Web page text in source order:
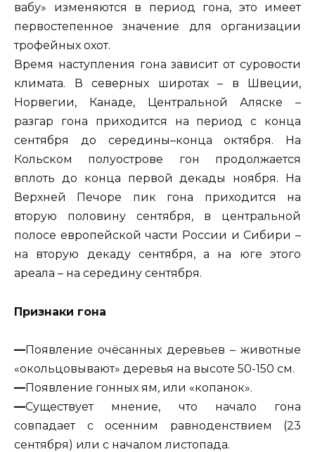
вабу» изменяются в период гона, это имеет
первостепенное значение для организации
трофейных охот.
Время наступления гона зависит от суровости
климата. В северных широтах – в Швеции,
Норвегии, Канаде, Центральной Аляске –
разгар гона приходится на период с конца
сентября до середины–конца октября. На
Кольском полуострове гон продолжается
вплоть до конца первой декады ноября. На
Верхней Печоре пик гона приходится на
вторую половину сентября, в центральной
полосе европейской части России и Сибири –
на вторую декаду сентября, а на юге этого
ареала – на середину сентября.
Признаки гона
—Появление очёсанных деревьев – животные
«окольцовывают» деревья на высоте 50-150 см.
—Появление гонных ям, или «копанок».
—Существует мнение, что начало гона
совпадает с осенним равноденствием (23
сентября) или с началом листопада.